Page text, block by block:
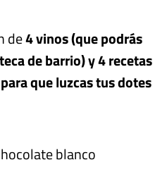
de4 vinos (que podrás
de barrio) y 4 recetas
para que luzcas tus dotes
blanco